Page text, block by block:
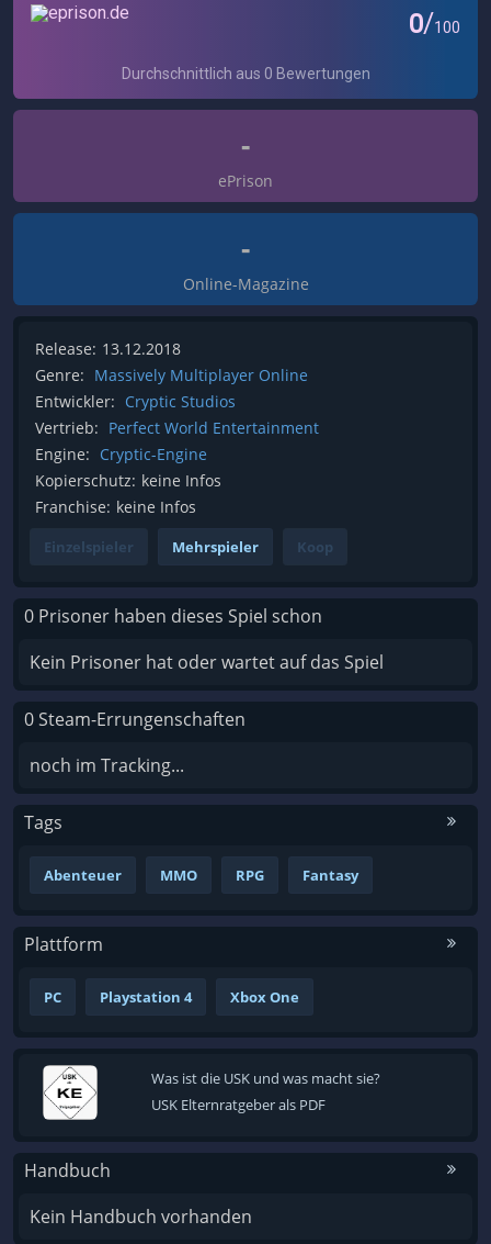
-
ePrison
-
Online-Magazine
Release: 13.12.2018
Genre: Massively Multiplayer Online
Entwickler: Cryptic Studios
Vertrieb: Perfect World Entertainment
Engine: Cryptic-Engine
Kopierschutz: keine Infos
Franchise: keine Infos
Einzelspieler Mehrspieler Koop
0 Prisoner haben dieses Spiel schon
Kein Prisoner hat oder wartet auf das Spiel
0 Steam-Errungenschaften
noch im Tracking...
Tags
Abenteuer MMO RPG Fantasy
Plattform
PC Playstation 4 Xbox One
Was ist die USK und was macht sie?
USK Elternratgeber als PDF
Handbuch
Kein Handbuch vorhanden